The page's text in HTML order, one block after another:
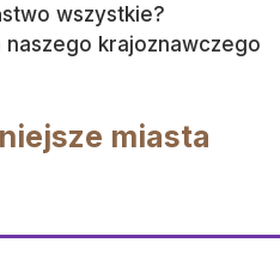
wszystkie?
krajoznawczego
miasta